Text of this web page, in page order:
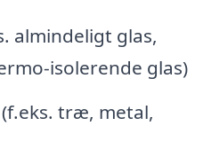
almindeligt glas,
isolerende glas)
træ, metal,